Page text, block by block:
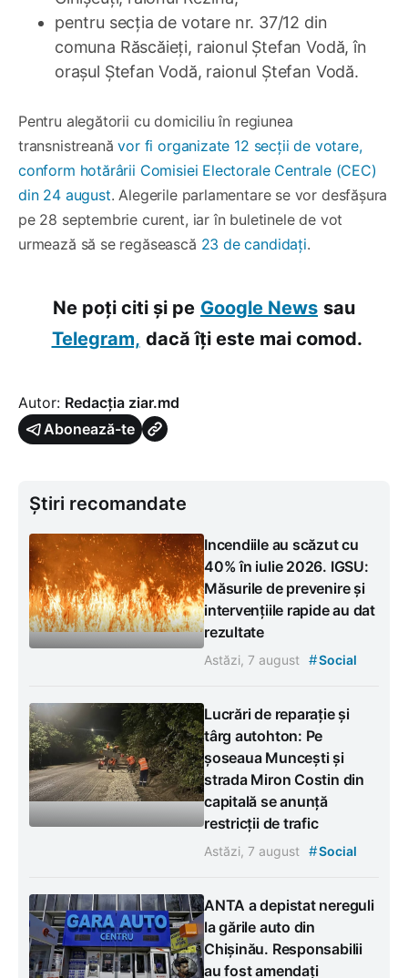
pentru secția de votare nr. 37/12 din
comuna Răscăieți, raionul Ștefan Vodă, în
orașul Ștefan Vodă, raionul Ștefan Vodă.
Pentru alegătorii cu domiciliu în regiunea
transnistreanăvor fi organizate 12 secții de votare,
conform hotărârii Comisiei Electorale Centrale (CEC)
din 24 august. Alegerile parlamentare se vor desfășura
pe 28 septembrie curent, iar în buletinele de vot
urmează să se regăsească 23 de candidați.
Ne poți citi și pe Google News sau
Telegram, dacă îți este mai comod.
Autor: Redacția ziar.md
Abonează-te
Știri recomandate
Incendiile au scăzut cu
40% în iulie 2026. IGSU:
Măsurile de prevenire și
intervențiile rapide au dat
rezultate
Astăzi, 7 august #Social
Lucrări de reparație și
târg autohton: Pe
șoseaua Muncești și
strada Miron Costin din
capitală se anunță
restricții de trafic
Astăzi, 7 august #Social
ANTA a depistat nereguli
la gările auto din
Chișinău. Responsabilii
au fost amendați